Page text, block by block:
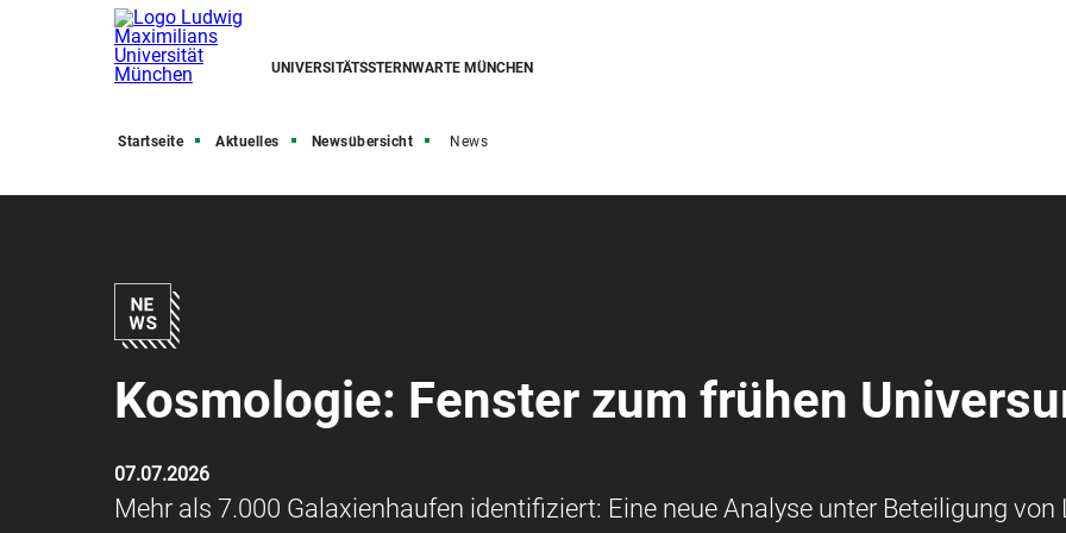
UNIVERSITÄTSSTERNWARTE MÜNCHEN
Startseite Aktuelles Newsübersicht News
Kosmologie: Fenster zum frühen
07.07.2026
Mehr als 7.000 Galaxienhaufen identifiziert: Eine neue Analyse unter Beteiligung von